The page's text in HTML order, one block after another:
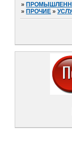
»
»ПРОЧИЕ »